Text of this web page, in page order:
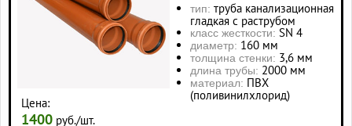
Цена:
1400 руб./шт.
тип: труба канализационная
гладкая с раструбом
класс жесткости: SN 4
диаметр: 160 мм
толщина стенки: 3,6 мм
длина трубы: 2000 мм
материал: ПВХ
(поливинилхлорид)